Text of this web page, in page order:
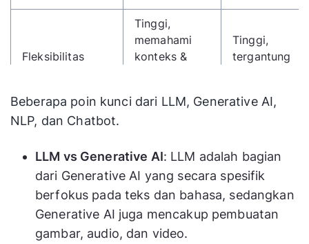
Fleksibilitas
Tinggi,
memahami
konteks &
Tinggi,
tergantung
3, Gemini
Sora
Beberapa poin kunci dari LLM, Generative AI,
NLP, dan Chatbot.
LLM vs Generative AI: LLM adalah bagian
dari Generative AI yang secara spesifik
berfokus pada teks dan bahasa, sedangkan
Generative AI juga mencakup pembuatan
gambar, audio, dan video.